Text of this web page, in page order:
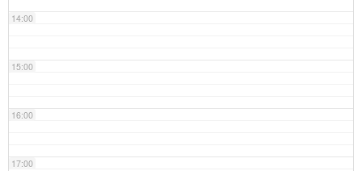
14:00
15:00
16:00
17:00